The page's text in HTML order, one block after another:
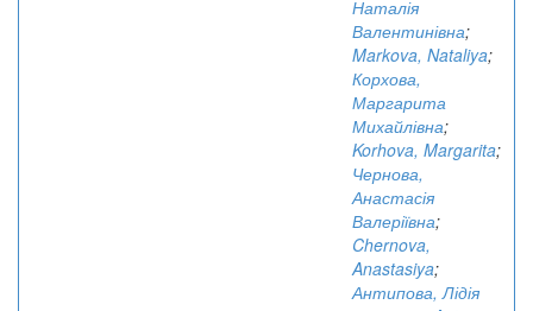
Наталія
Валентинівна;
Markova, Nataliya;
Корхова,
Маргарита
Михайлівна;
Korhova, Margarita;
Чернова,
Анастасія
Валеріївна;
Chernova,
Anastasiya;
Антипова, Лідія